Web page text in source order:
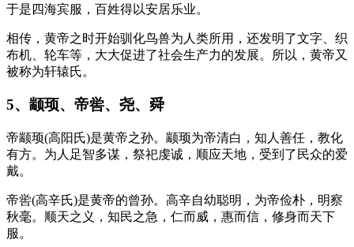
于是四海宾服，百姓得以安居乐业。
相传，黄帝之时开始驯化鸟兽为人类所用，还发明了文字、织
布机、轮车等，大大促进了社会生产力的发展。所以，黄帝又
被称为轩辕氏。
5、颛顼、帝喾、尧、舜
帝颛顼(高阳氏)是黄帝之孙。颛顼为帝清白，知人善任，教化
有方。为人足智多谋，祭祀虔诚，顺应天地，受到了民众的爱
戴。
帝喾(高辛氏)是黄帝的曾孙。高辛自幼聪明，为帝俭朴，明察
秋毫。顺天之义，知民之急，仁而威，惠而信，修身而天下
服。